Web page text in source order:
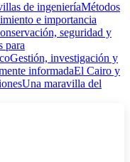
de ingenieríaMétodos
e importancia
seguridad y
para
Gestión, investigación y
informadaEl Cairo y
Una maravilla del